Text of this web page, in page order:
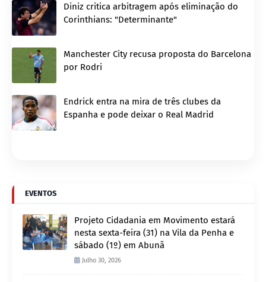
Diniz critica arbitragem após eliminação do
Corinthians: "Determinante"
Manchester City recusa proposta do Barcelona
por Rodri
Endrick entra na mira de três clubes da
Espanha e pode deixar o Real Madrid
EVENTOS
Projeto Cidadania em Movimento estará
nesta sexta-feira (31) na Vila da Penha e
sábado (1º) em Abunã
Julho 30, 2026